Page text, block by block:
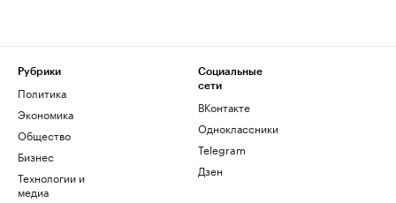
Рубрики
Политика
Экономика
Общество
Бизнес
Технологии и
медиа
Социальные
сети
ВКонтакте
Одноклассники
Telegram
Дзен